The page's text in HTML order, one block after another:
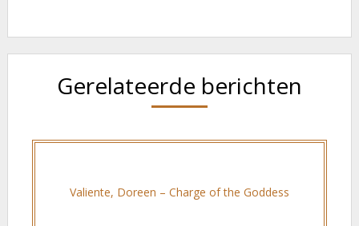
Gerelateerde berichten
Valiente, Doreen – Charge of the Goddess